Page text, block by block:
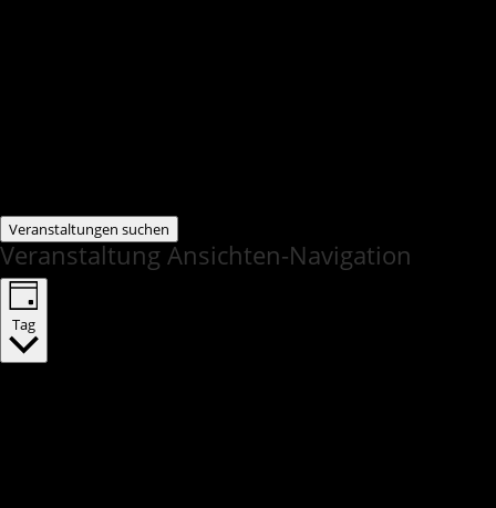
Veranstaltungen suchen
Veranstaltung Ansichten-Navigation
Tag